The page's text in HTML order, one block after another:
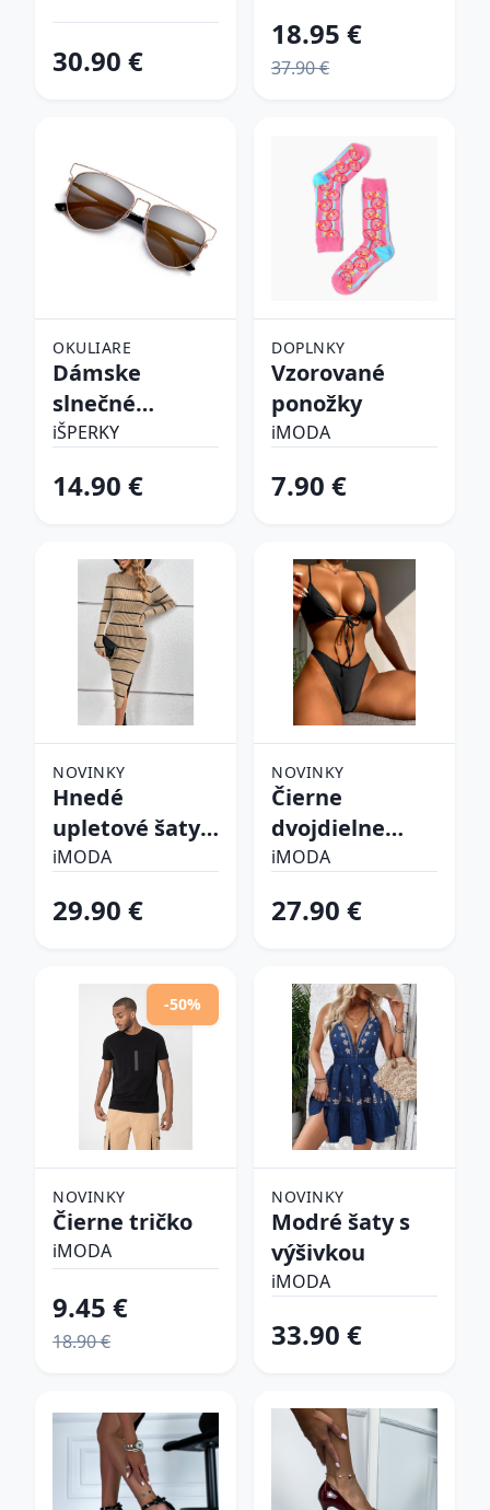
30.90 €
18.95 €
37.90 €
OKULIARE
Dámske
slnečné
okuliare
iŠPERKY
14.90 €
DOPLNKY
Vzorované
ponožky
iMODA
7.90 €
NOVINKY
Hnedé
upletové šaty
prúžkované
iMODA
29.90 €
NOVINKY
Čierne
dvojdielne
plavky
iMODA
27.90 €
-50%
NOVINKY
Čierne tričko
iMODA
9.45 €
18.90 €
NOVINKY
Modré šaty s
výšivkou
iMODA
33.90 €